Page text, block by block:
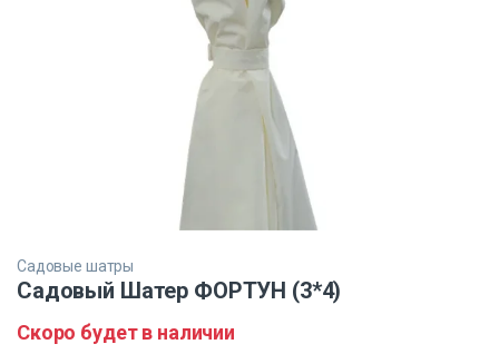
Садовые шатры
Садовый Шатер ФОРТУН (3*4)
Скоро будет в наличии